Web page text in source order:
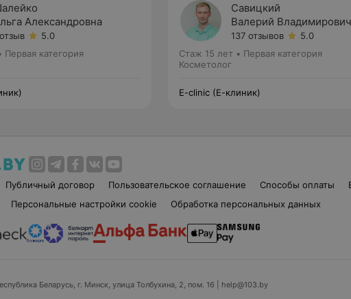
Александровна
5.0
Первая категория
Савицкий
Валерий Владимирович
137 отзывов
5.0
Стаж 15 лет • Первая категория
Косметолог
E-clinic (Е-клиник)
Публичный договор Пользовательское соглашение Способы оплаты
Персональные настройки cookie Обработка персональных данных
Беларусь, г. Минск, улица Толбухина, 2, пом. 16 | help@103.by